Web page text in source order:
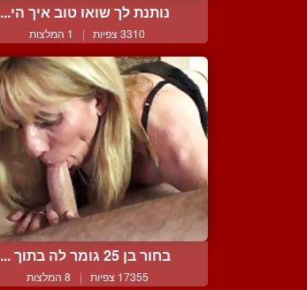
נותנת לך שואו טוב איך הי...
3310 צפיות | 1 המלצות
בחור בן 25 גומר לה בתוך ...
17355 צפיות | 8 המלצות